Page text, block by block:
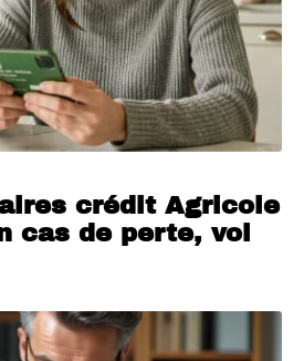
crédit Agricole
cas de perte, vol